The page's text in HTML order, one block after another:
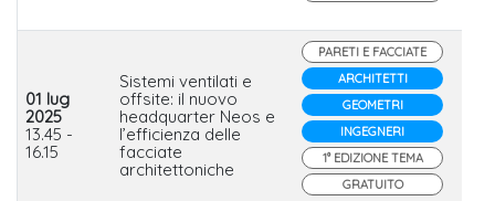
01 lug
2025
13.45 -
16.15
Sistemi ventilati e
offsite: il nuovo
headquarter Neos e
l’efficienza delle
facciate
architettoniche
PARETI E FACCIATE
ARCHITETTI
GEOMETRI
INGEGNERI
1° EDIZIONE TEMA
GRATUITO